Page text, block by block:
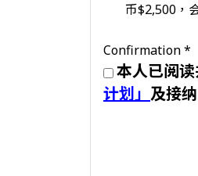
币$2,500，
Confirmation*
本人已阅
计划」 及接